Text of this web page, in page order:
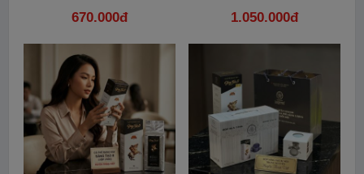
670.000đ 1.050.000đ